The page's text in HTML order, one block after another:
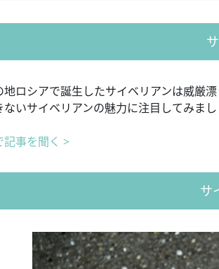
地ロシアで誕生したサイベリアンは威厳
ないサイベリアンの魅力に注目してみまし
記事を聞く >
サ